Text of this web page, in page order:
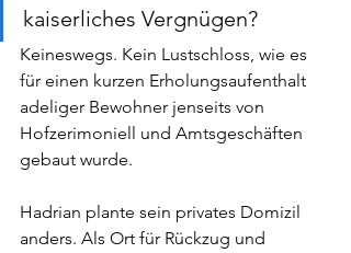
kaiserliches Vergnügen?
Keineswegs. Kein Lustschloss, wie es
für einen kurzen Erholungsaufenthalt
adeliger Bewohner jenseits von
Hofzerimoniell und Amtsgeschäften
gebaut wurde.
Hadrian plante sein privates Domizil
anders. Als Ort für Rückzug und